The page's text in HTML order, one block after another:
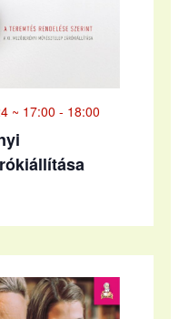
~ 17:00 - 18:00